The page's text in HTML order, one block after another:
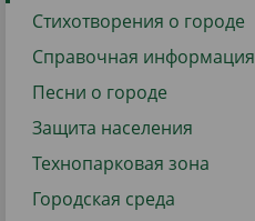
Стихотворения о городе
Справочная информация
Песни о городе
Защита населения
Технопарковая зона
Городская среда